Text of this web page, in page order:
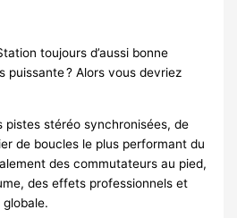
toujours d’aussi bonne
puissante ? Alors vous devriez
pistes stéréo synchronisées, de
de boucles le plus performant du
des commutateurs au pied,
des effets professionnels et
globale.